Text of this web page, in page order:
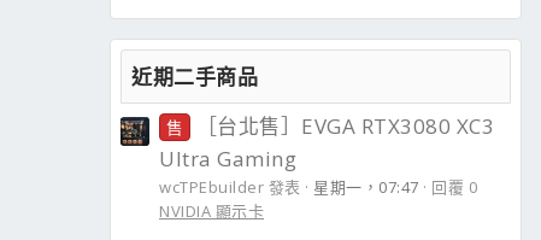
近期二手商品
售
［台北售］EVGA RTX3080 XC3
Ultra Gaming
wcTPEbuilder 發表 星期一，07:47
回覆 0
NVIDIA 顯示卡